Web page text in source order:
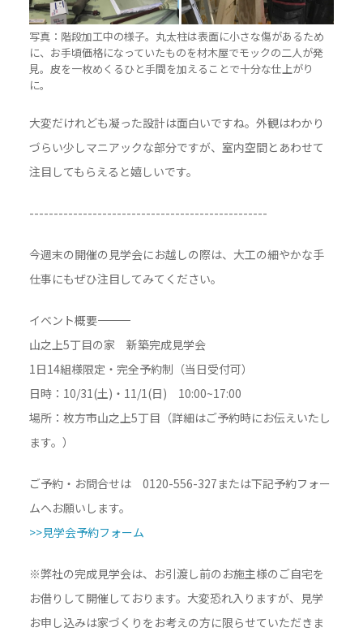
写真：階段加工中の様子。丸太柱は表面に小さな傷があるため
に、お手頃価格になっていたものを材木屋でモックの二人が発
見。皮を一枚めくるひと手間を加えることで十分な仕上がり
に。
大変だけれども凝った設計は面白いですね。外観はわかり
づらい少しマニアックな部分ですが、室内空間とあわせて
注目してもらえると嬉しいです。
-------------------------------------------------
今週末の開催の見学会にお越しの際は、大工の細やかな手
仕事にもぜひ注目してみてください。
イベント概要――――――――――――――――――――――――――――――
山之上5丁目の家 新築完成見学会
1日14組様限定・完全予約制（当日受付可）
日時：10/31(土)・11/1(日) 10:00~17:00
場所：枚方市山之上5丁目（詳細はご予約時にお伝えいたし
ます。）
ご予約・お問合せは 0120-556-327または下記予約フォー
ムへお願いします。
>>見学会予約フォーム
※弊社の完成見学会は、お引渡し前のお施主様のご自宅を
お借りして開催しております。大変恐れ入りますが、見学
お申し込みは家づくりをお考えの方に限らせていただきま